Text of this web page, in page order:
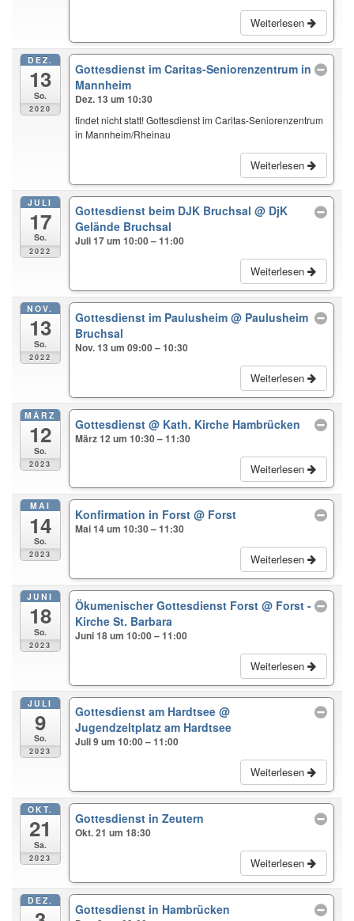
Weiterlesen
DEZ.
13
So.
2020
Gottesdienst im Caritas-Seniorenzentrum in
Mannheim
Dez. 13 um 10:30
findet nicht statt! Gottesdienst im Caritas-Seniorenzentrum
in Mannheim/Rheinau
Weiterlesen
JULI
17
So.
2022
Gottesdienst beim DJK Bruchsal@ DjK
Gelände Bruchsal
Juli 17 um 10:00 – 11:00
Weiterlesen
NOV.
13
So.
2022
Gottesdienst im Paulusheim@ Paulusheim
Bruchsal
Nov. 13 um 09:00 – 10:30
Weiterlesen
MÄRZ
12
So.
2023
Gottesdienst@ Kath. Kirche Hambrücken
März 12 um 10:30 – 11:30
Weiterlesen
MAI
14
So.
2023
Konfirmation in Forst@ Forst
Mai 14 um 10:30 – 11:30
Weiterlesen
JUNI
18
So.
2023
Ökumenischer Gottesdienst Forst@ Forst -
Kirche St. Barbara
Juni 18 um 10:00 – 11:00
Weiterlesen
JULI
9
So.
2023
Gottesdienst am Hardtsee@
Jugendzeltplatz am Hardtsee
Juli 9 um 10:00 – 11:00
Weiterlesen
OKT.
21
Sa.
2023
Gottesdienst in Zeutern
Okt. 21 um 18:30
Weiterlesen
DEZ.
Gottesdienst in Hambrücken